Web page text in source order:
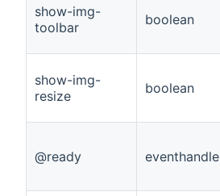
show-img-
toolbar
boolean
show-img-
resize
boolean
@ready eventhandle